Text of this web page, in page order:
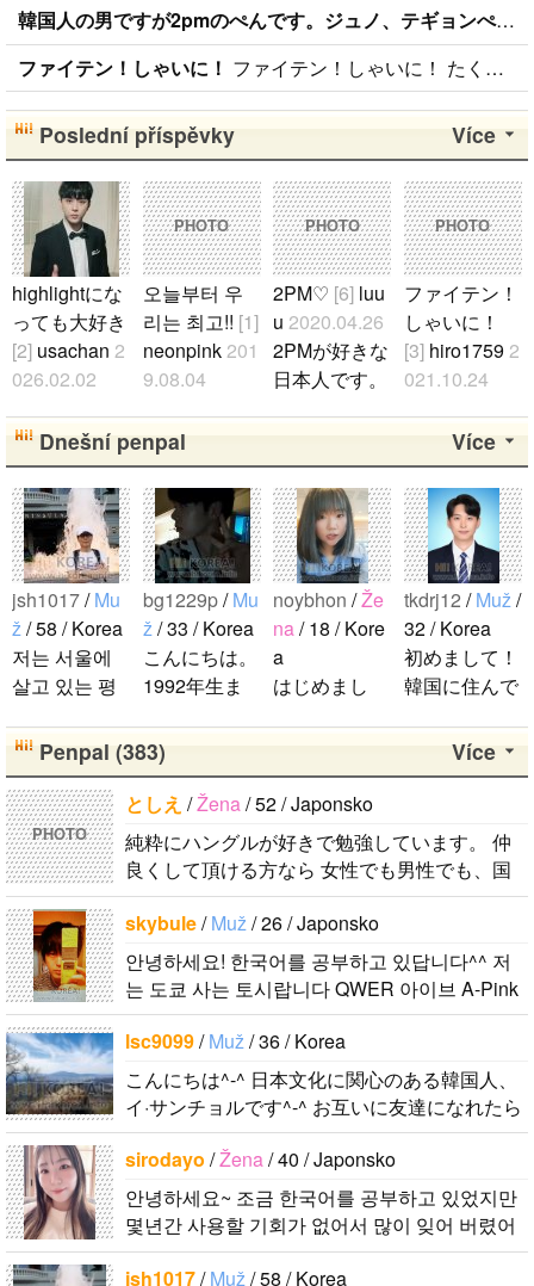
韓国人の男ですが2pmのぺんです。ジュノ、テギョンぺんが特にぺんです。
ファイテン！しゃいに！ ファイテン！しゃいに！ たくさん応援します！
Více
Poslední příspěvky
highlightにな
っても大好き
[2] usachan2
026.02.02
たのが、遅か
ったからいろ
んな情報が欲
しいです。 hi
ghlightになっ
ても好きな気
持ちは変わり
ません。 メ
ンバー全員が
大好きです
が、一番大好
きなのはジュ
ンヒョンで
す。 彼らの
ことたくさん
知りたいで
す。..
PHOTO
오늘부터 우
리는 최고!! [1]
neonpink201
9.08.04
린 정은비 최
유나 황은비
김예원 여!!
자!!친!!구!!..
PHOTO
2PM♡ [6] luu
u2020.04.26
2PMが好きな
日本人です。
ください。..
PHOTO
ファイテン！
しゃいに！
[3]hiro17592
021.10.24
します！..
Více
Dnešní penpal
jsh1017/Mu
ž/ 58 / Korea
저는 서울에
살고 있는 평
니다 일본의
비슷한 연령
의 친구들과
친해지고 싶
어요 일본에
가면 좋은 곳
소개 시켜주
면 감사하겠
습니다 반대
로 한국에 오
시면 가이드
해 드릴..
bg1229p/Mu
ž/ 33 / Korea
こんにちは。
1992年生ま
す。 出身地
は済州島で
す。 日本の
ことは高校生
の時から興味
を持ちまし
た。 日本の
好きなところ
は文化や食べ
物です。 特
に街の雰囲気
が..
noybhon /Že
na/ 18 / Kore
a
はじめまし
前はイナで
す。今日本語
を勉強してい
ます。。。だ
から日本人の
友達を作りた
いです。よろ
しくおねがい
します..
tkdrj12 /Muž/
32 / Korea
初めまして！
韓国に住んで
段は音楽を聴
くことや運動
間がある時は
釣りに行くの
が本当に大好
ポットを探し
たり、ノリの
ddung_e/Mu
ž/ 29 / Korea
日本の文化や
日常に興味が
あったので、
ペンパルを始
めました。
日本語を少し
ずつ勉強して
いるので、自
然に会話しな
がら実力を伸
ばしたいで
す。 もちろ
ん、私も韓国
文化や韓国..
Více
Penpal (383)
PHOTO
としえ /Žena/ 52 / Japonsko
純粋にハングルが好きで勉強しています。 仲
良くして頂ける方なら 女性でも男性でも、国
籍が何処でも歓迎です♪ 必ず返信します！！！
しかし、数うちゃ〜的な(一気に多人..
skybule/Muž / 26 / Japonsko
안녕하세요! 한국어를 공부하고 있답니다^^ 저
는 도쿄 사는 토시랍니다 QWER 아이브 A-Pink
東方神起(5명) 하이라이트 세븐어클락 볼빨간사
춘기 JYJ AOA 9muses 좋아해요ㅎㅎㅎ 같이 한
국어..
lsc9099/Muž/ 36 / Korea
こんにちは^-^ 日本文化に関心のある韓国人、
イ·サンチョルです^-^ お互いに友達になれたら
いいなと思います^-^ どうぞよろしくお願いし
ます^..
sirodayo /Žena/ 40 / Japonsko
안녕하세요~ 조금 한국어를 공부하고 있었지만
몇년간 사용할 기회가 없어서 많이 잊어 버렸어
요… 말이나 문화를 잊고 싶지 않아요. 그래서 그
냥 일상공유와 대화가 할 수 있는 분을..
jsh1017/Muž/ 58 / Korea